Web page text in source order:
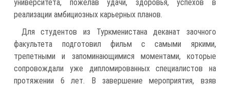
университета, пожелав удачи, здоровья, успехов в
реализации амбициозных карьерных планов.
Для студентов из Туркменистана деканат заочного
факультета подготовил фильм с самыми яркими,
трепетными и запоминающимися моментами, которые
сопровождали уже дипломированных специалистов на
протяжении 6 лет. В завершение мероприятия, взяв